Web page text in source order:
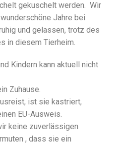
gekuschelt werden. Wir
Jahre bei
und gelassen, trotz des
in diesem Tierheim.
Kindern kann aktuell nicht
Zuhause.
ist sie kastriert,
EU-Ausweis.
keine zuverlässigen
, dass sie ein